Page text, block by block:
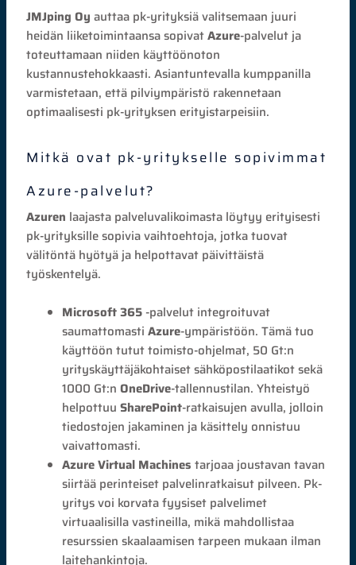
JMJping Oy auttaa pk-yrityksiä valitsemaan juuri
heidän liiketoimintaansa sopivatAzure-palvelut ja
toteuttamaan niiden käyttöönoton
kustannustehokkaasti. Asiantuntevalla kumppanilla
varmistetaan, että pilviympäristö rakennetaan
optimaalisesti pk-yrityksen erityistarpeisiin.
Mitkä ovat pk-yritykselle sopivimmat
Azure-palvelut?
Azuren laajasta palveluvalikoimasta löytyy erityisesti
pk-yrityksille sopivia vaihtoehtoja, jotka tuovat
välitöntä hyötyä ja helpottavat päivittäistä
työskentelyä.
Microsoft 365-palvelut integroituvat
saumattomasti Azure-ympäristöön. Tämä tuo
käyttöön tutut toimisto-ohjelmat, 50 Gt:n
yrityskäyttäjäkohtaiset sähköpostilaatikot sekä
1000 Gt:nOneDrive-tallennustilan. Yhteistyö
helpottuuSharePoint-ratkaisujen avulla, jolloin
tiedostojen jakaminen ja käsittely onnistuu
vaivattomasti.
Azure Virtual Machines tarjoaa joustavan tavan
siirtää perinteiset palvelinratkaisut pilveen. Pk-
yritys voi korvata fyysiset palvelimet
virtuaalisilla vastineilla, mikä mahdollistaa
resurssien skaalaamisen tarpeen mukaan ilman
laitehankintoja.